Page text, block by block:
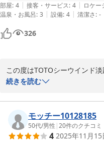
2025-10-22
て癒されました。
部屋: 4 | 接客・サービス: 4 | ロケー
温泉・お風呂: 3 | 設備: 4 | 清潔さ: -
326
この度はTOTOシーウインド
いました。
ます。
当館は、安藤忠雄氏の設計に
囲気でご宿泊いただけます。
是非次回も当館にてご宿泊い
続きを読む
モッチー10128185
50代/男性 |20件のクチコミ
4 2025年11月15